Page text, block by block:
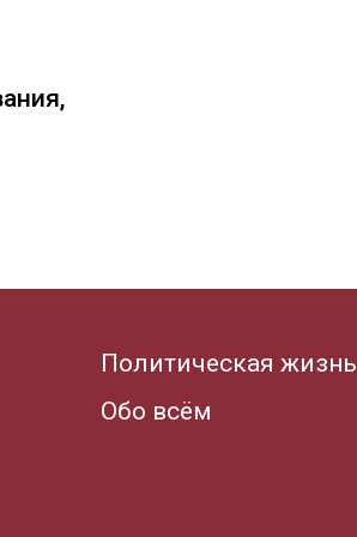
Политическая жизнь
Обо всём